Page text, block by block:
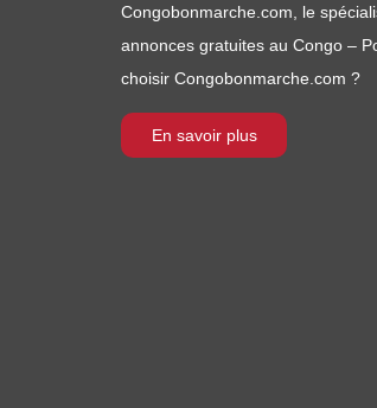
Congobonmarche.com, le
annonces gratuites au Congo –
choisir Congobonmarche.com ?
En savoir plus